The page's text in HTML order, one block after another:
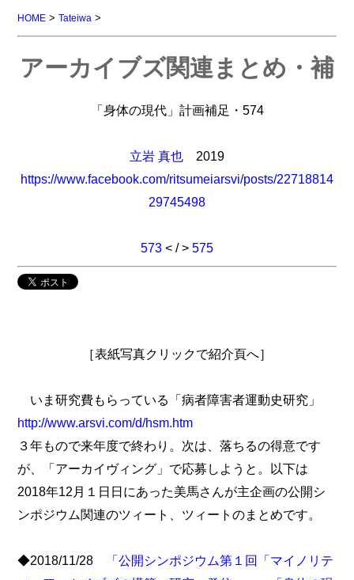
HOME >Tateiwa >
アーカイブズ関連まとめ・補
「身体の現代」計画補足・574
立岩 真也 2019
https://www.facebook.com/ritsumeiarsvi/posts/22718814
29745498
573 < / > 575
［表紙写真クリックで紹介頁へ］
いま研究費もらっている「病者障害者運動史研究」
http://www.arsvi.com/d/hsm.htm
３年もので来年度で終わり。次は、落ちるの得意です
が、「アーカイヴィング」で応募しようと。以下は
2018年12月１日日にあった美馬さんが主企画の公開シ
ンポジウム関連のツィート、ツィートのまとめです。
◆2018/11/28
「公開シンポジウム第１回「マイノリテ